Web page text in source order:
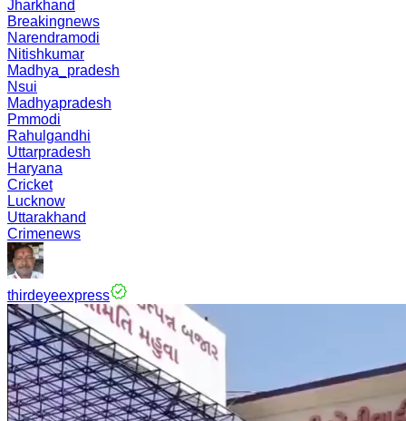
Jharkhand
Breakingnews
Narendramodi
Nitishkumar
Madhya_pradesh
Nsui
Madhyapradesh
Pmmodi
Rahulgandhi
Uttarpradesh
Haryana
Cricket
Lucknow
Uttarakhand
Crimenews
thirdeyeexpress